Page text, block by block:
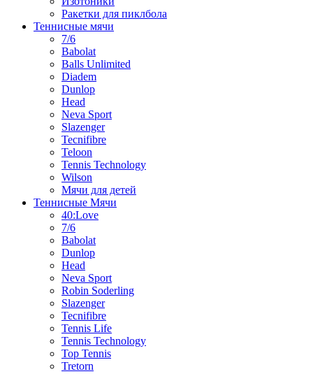
Ракетки для пиклбола
Теннисные мячи
7/6
Babolat
Balls Unlimited
Diadem
Dunlop
Head
Neva Sport
Slazenger
Tecnifibre
Teloon
Tennis Technology
Wilson
Мячи для детей
Теннисные Мячи
40:Love
7/6
Babolat
Dunlop
Head
Neva Sport
Robin Soderling
Slazenger
Tecnifibre
Tennis Life
Tennis Technology
Top Tennis
Tretorn